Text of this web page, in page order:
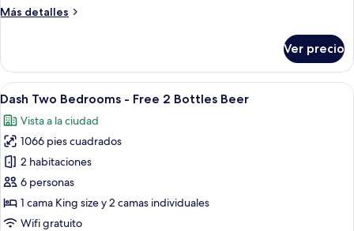
-
Bottles
Beer
Más detalles
Más
Deluxe
City
View
Free
2
Bottles
Beer
Ver precio
Abrir
todas
las
fotos
de
Dash
Two
Bedrooms
Una cocina moderna con una mesa
5
Dash Two Bedrooms - Free 2 Bottles Beer
Vista a la ciudad
1066 pies cuadrados
2 habitaciones
6 personas
1 cama King size y 2 camas individuales
Wifi gratuito